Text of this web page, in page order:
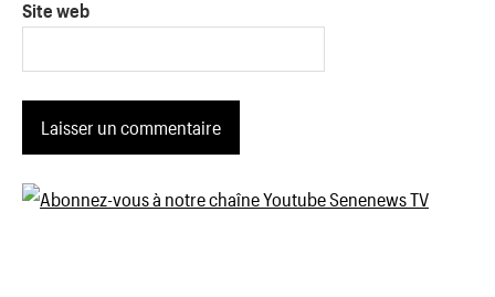
Site web